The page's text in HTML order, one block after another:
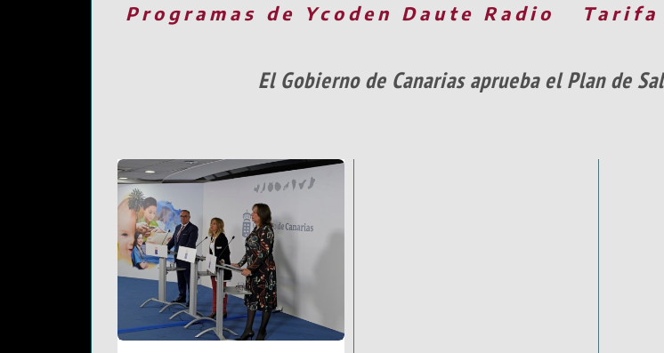
Programas de Ycoden Daute Radio
El Gobierno de Canarias aprueba el Plan de